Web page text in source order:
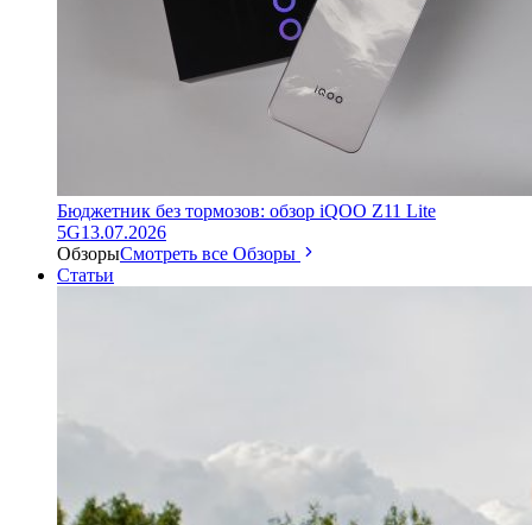
Бюджетник без тормозов: обзор iQOO Z11 Lite
5G13.07.2026
ОбзорыСмотреть все Обзоры
Статьи